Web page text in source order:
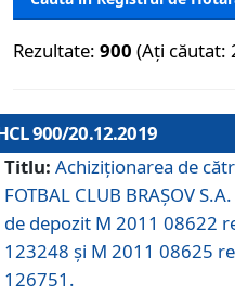
Rezultate: 900 (Ați căutat:
900/20.12.2019
Titlu: Achiziționarea de
FOTBAL CLUB BRAȘOV
de depozit M 2011 08622
123248 și M 2011 08625
126751.